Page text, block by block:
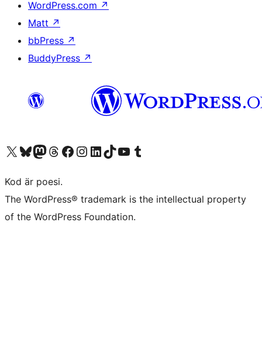
WordPress.com ↗
Matt ↗
bbPress ↗
BuddyPress ↗
Besök vår X-konto (f.d. Twitter)
Besök vårt Bluesky-konto
Besök vårt Mastodon-konto
Besök vårt Thread-konto
Besök vår Facebook-sidaBesök vårt Instagram-konto
Besök vårt LinkedIn-konto
Besök vårt TikTok-konto
Besök vår YouTube-kanalBesök vårt Tumblr-konto
Kod är poesi.
The WordPress® trademark is the intellectual property
of the WordPress Foundation.